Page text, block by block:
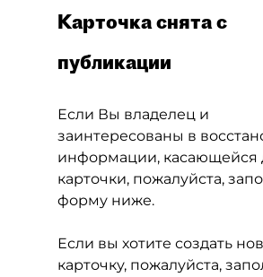
Карточка снята с
публикации
Если Вы владелец и
заинтересованы в
информации, касающейся
карточки, пожалуйста,
форму ниже.
Если вы хотите создать
карточку, пожалуйста,